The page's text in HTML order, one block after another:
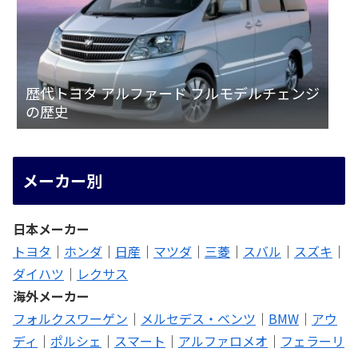
歴代トヨタ アルファード フルモデルチェンジ
の歴史
メーカー別
日本メーカー
トヨタ ｜ ホンダ ｜ 日産 ｜ マツダ ｜ 三菱 ｜ スバル ｜ スズキ ｜
ダイハツ ｜ レクサス
海外メーカー
フォルクスワーゲン ｜ メルセデス・ベンツ ｜ BMW ｜ アウ
ディ ｜ ポルシェ ｜ スマート ｜ アルファロメオ ｜ フェラーリ